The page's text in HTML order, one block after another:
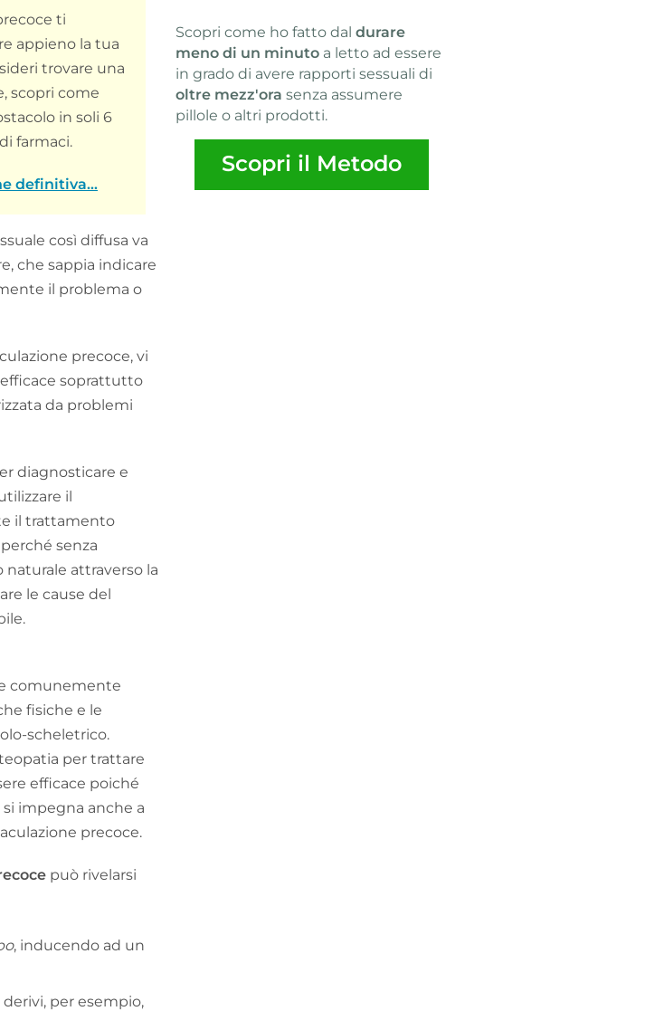
ti
appieno la tua
trovare una
scopri come
in soli 6
farmaci.
definitiva...
così diffusa va
che sappia indicare
il problema o
precoce, vi
soprattutto
da problemi
diagnosticare e
il
il trattamento
senza
attraverso la
le cause del
comunemente
fisiche e le
scheletrico.
per trattare
efficace poiché
impegna anche a
precoce.
può rivelarsi
, inducendo ad un
per esempio,
Scopri come ho fatto dal durare
meno di un minuto a letto ad essere
in grado di avere rapporti sessuali di
oltre mezz'ora senza assumere
pillole o altri prodotti.
Scopri il Metodo